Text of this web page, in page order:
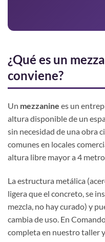
¿Qué es un
conviene?
Un mezzanine es un
altura disponible de un
sin necesidad de una obra
comunes en locales
altura libre mayor a 4
La estructura metálica
ligera que el concreto, se
mezcla, no hay curado) y
cambia de uso. En
completa en nuestro taller